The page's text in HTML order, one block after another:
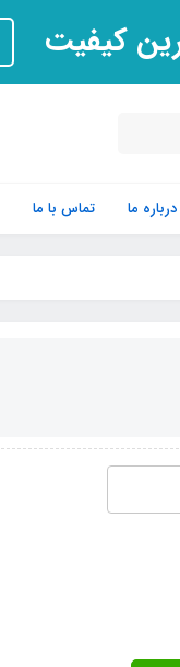
کیفیت
درباره ما تماس با ما